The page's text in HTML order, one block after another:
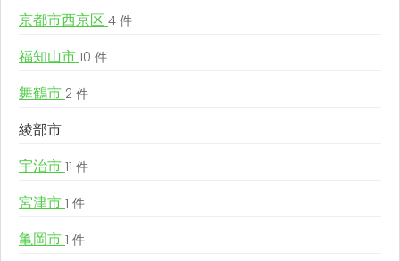
京都市西京区 4 件
福知山市 10 件
舞鶴市 2 件
綾部市
宇治市 11 件
宮津市 1 件
亀岡市 1 件